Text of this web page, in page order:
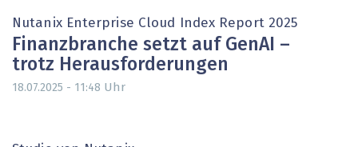
Nutanix Enterprise Cloud Index Report 2025
Finanzbranche setzt auf GenAI –
trotz Herausforderungen
18.07.2025 - 11:48 Uhr